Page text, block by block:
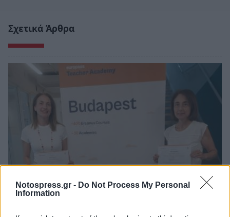
Notospress.gr - Do Not Process My Personal
Information
Σχετικά Άρθρα